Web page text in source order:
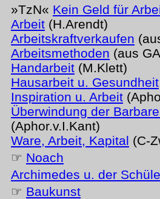
»TzN« Kein Geld für
Arbeit (H.Arendt)
Arbeitskraftverkaufen
Arbeitsmethoden (aus
Handarbeit (M.Klett)
Hausarbeit u. Gesundheit
Inspiration u. Arbeit
Überwindung der
(Aphor.v.I.Kant)
Ware, Arbeit, Kapital (C-
☞ Noach
Archimedes u. der
☞ Baukunst